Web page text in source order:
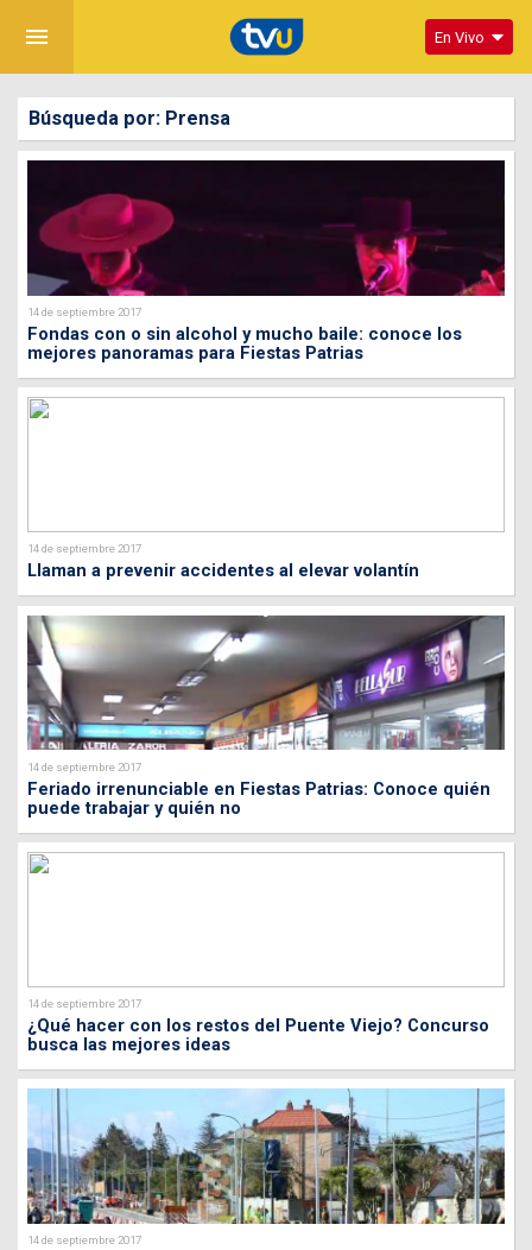
menu En Vivo
Búsqueda por: Prensa
14 de septiembre 2017
Fondas con o sin alcohol y mucho baile: conoce los
mejores panoramas para Fiestas Patrias
14 de septiembre 2017
Llaman a prevenir accidentes al elevar volantín
14 de septiembre 2017
Feriado irrenunciable en Fiestas Patrias: Conoce quién
puede trabajar y quién no
14 de septiembre 2017
¿Qué hacer con los restos del Puente Viejo? Concurso
busca las mejores ideas
14 de septiembre 2017